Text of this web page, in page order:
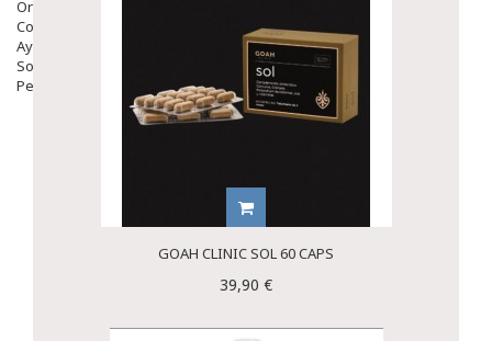
Ortopedia
Complementos Nutricionales.
Ayudas
Solares
Pedido express
GOAH CLINIC SOL 60 CAPS
39,90 €